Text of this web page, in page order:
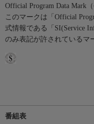
Official Program Data Mark
このマークは「Official
式情報である「SI(Service
のみ表記が許されているマ
番組表